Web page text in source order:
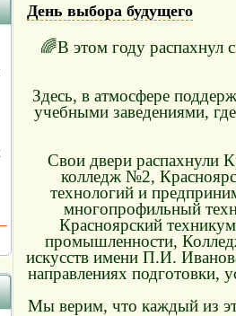
День выбора будущего
🌈В этом году распахнул
Здесь, в атмосфере
учебными заведениями,
Свои двери распахнули
колледж №2,
технологий и
многопрофильный
Красноярский
промышленности,
искусств имени П.И.
направлениях подготовки,
Мы верим, что каждый из